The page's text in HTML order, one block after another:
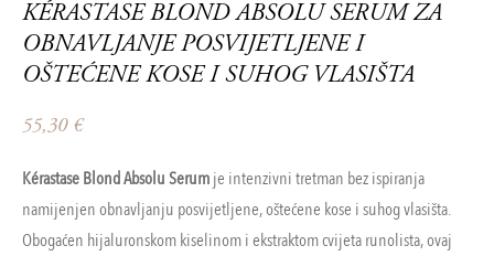
KÉRASTASE BLOND ABSOLU SERUM ZA
OBNAVLJANJE POSVIJETLJENE I
OŠTEĆENE KOSE I SUHOG VLASIŠTA
55,30 €
Kérastase Blond Absolu Serumje intenzivni tretman bez ispiranja
namijenjen obnavljanju posvijetljene, oštećene kose i suhog vlasišta.
Obogaćen hijaluronskom kiselinom i ekstraktom cvijeta runolista, ovaj